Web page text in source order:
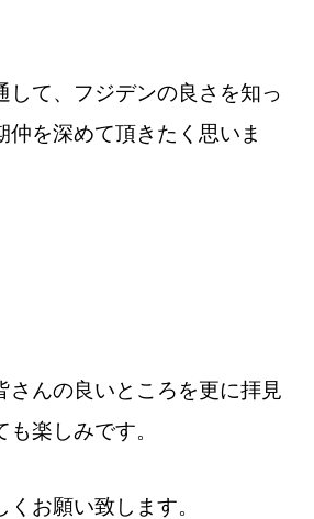
して、フジデンの良さを知っ
仲を深めて頂きたく思いま
さんの良いところを更に拝見
楽しみです。
お願い致します。